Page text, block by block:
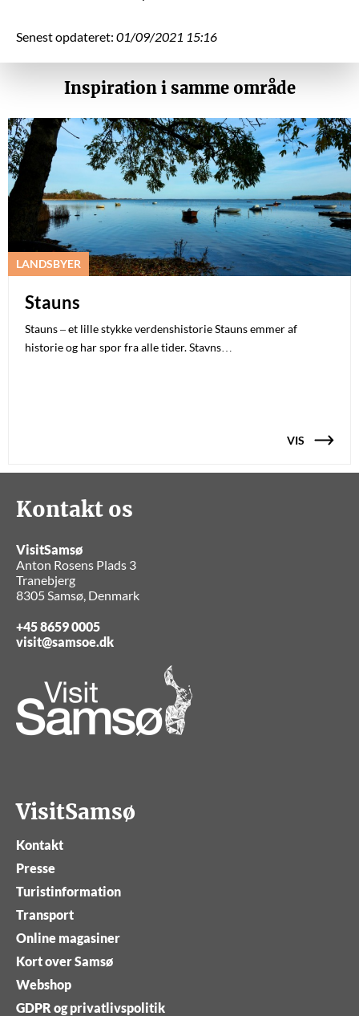
Senest opdateret: 01/09/2021 15:16
Inspiration i samme område
LANDSBYER
Stauns
Stauns – et lille stykke verdenshistorie Stauns emmer af
historie og har spor fra alle tider. Stavns…
VIS
Kontakt os
VisitSamsø
Anton Rosens Plads 3
Tranebjerg
8305 Samsø, Denmark
+45 8659 0005
visit@samsoe.dk
VisitSamsø
Kontakt
Presse
Turistinformation
Transport
Online magasiner
Kort over Samsø
Webshop
GDPR og privatlivspolitik